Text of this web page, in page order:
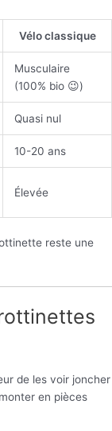
Vélo classique
Musculaire
(100% bio 😉)
Quasi nul
10-20 ans
Élevée
reste une
de les voir joncher
en pièces